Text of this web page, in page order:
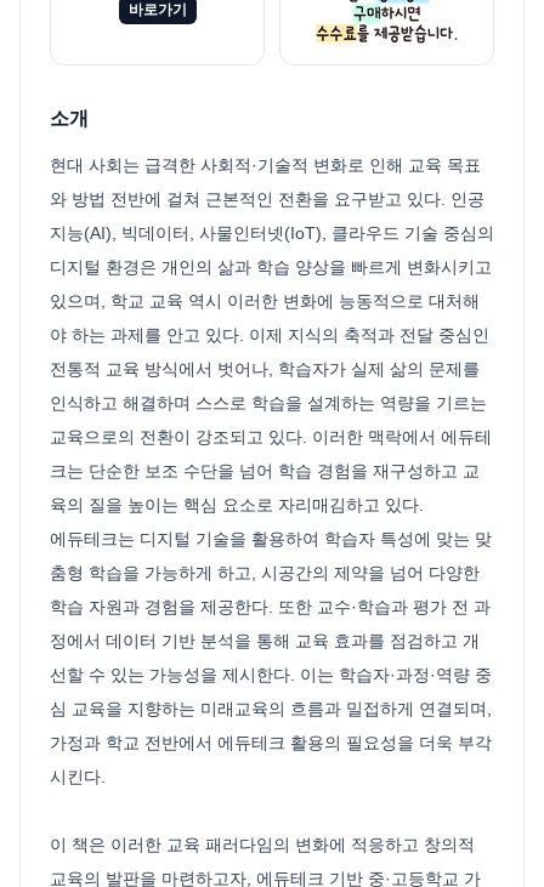
바로가기
소개
현대 사회는 급격한 사회적·기술적 변화로 인해 교육 목표
와 방법 전반에 걸쳐 근본적인 전환을 요구받고 있다. 인공
지능(AI), 빅데이터, 사물인터넷(IoT), 클라우드 기술 중심의
디지털 환경은 개인의 삶과 학습 양상을 빠르게 변화시키고
있으며, 학교 교육 역시 이러한 변화에 능동적으로 대처해
야 하는 과제를 안고 있다. 이제 지식의 축적과 전달 중심인
전통적 교육 방식에서 벗어나, 학습자가 실제 삶의 문제를
인식하고 해결하며 스스로 학습을 설계하는 역량을 기르는
교육으로의 전환이 강조되고 있다. 이러한 맥락에서 에듀테
크는 단순한 보조 수단을 넘어 학습 경험을 재구성하고 교
육의 질을 높이는 핵심 요소로 자리매김하고 있다.
에듀테크는 디지털 기술을 활용하여 학습자 특성에 맞는 맞
춤형 학습을 가능하게 하고, 시공간의 제약을 넘어 다양한
학습 자원과 경험을 제공한다. 또한 교수·학습과 평가 전 과
정에서 데이터 기반 분석을 통해 교육 효과를 점검하고 개
선할 수 있는 가능성을 제시한다. 이는 학습자·과정·역량 중
심 교육을 지향하는 미래교육의 흐름과 밀접하게 연결되며,
가정과 학교 전반에서 에듀테크 활용의 필요성을 더욱 부각
시킨다.
이 책은 이러한 교육 패러다임의 변화에 적응하고 창의적
교육의 발판을 마련하고자, 에듀테크 기반 중·고등학교 가